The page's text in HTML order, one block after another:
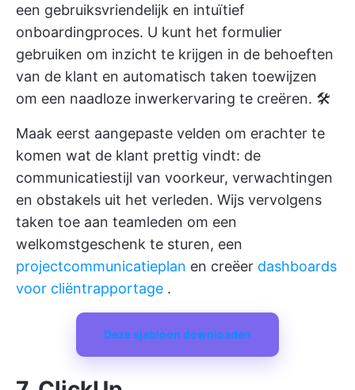
een gebruiksvriendelijk en intuïtief
onboardingproces. U kunt het formulier
gebruiken om inzicht te krijgen in de behoeften
van de klant en automatisch taken toewijzen
om een naadloze inwerkervaring te creëren. 🛠️
Maak eerst aangepaste velden om erachter te
komen wat de klant prettig vindt: de
communicatiestijl van voorkeur, verwachtingen
en obstakels uit het verleden. Wijs vervolgens
taken toe aan teamleden om een
welkomstgeschenk te sturen, een
projectcommunicatieplan en creëer dashboards
voor cliëntrapportage .
Deze sjabloon downloaden